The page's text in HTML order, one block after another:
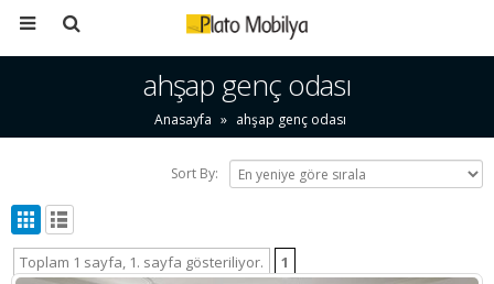
ahşap genç odası
Anasayfa » ahşap genç odası
Sort By:
Toplam 1 sayfa, 1. sayfa gösteriliyor. 1